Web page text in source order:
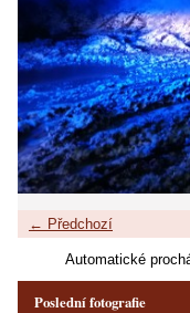
← Předchozí
Automatické
Poslední fotografie